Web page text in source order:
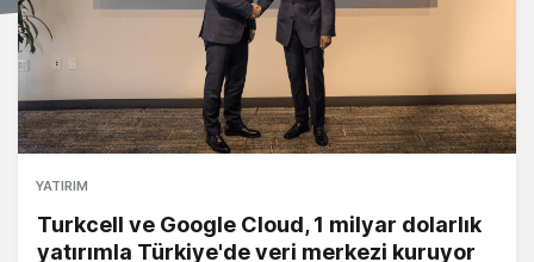
YATIRIM
Turkcell ve Google Cloud, 1 milyar dolarlık
yatırımla Türkiye'de veri merkezi kuruyor